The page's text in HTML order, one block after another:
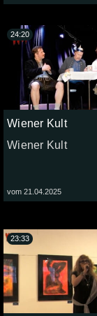
Wiener Kult
Wiener Kult
vom 21.04.2025
24:20
23:33